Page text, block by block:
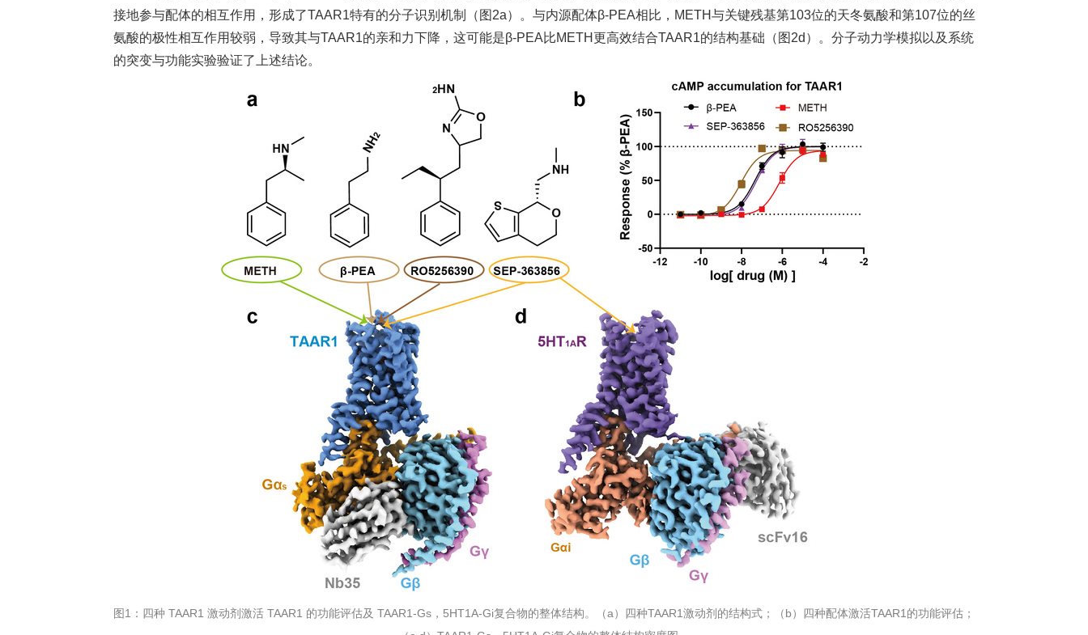
接地参与配体的相互作用，形成了TAAR1特有的分子识别机制（图2a）。与内源配体β-PEA相比，METH与关键残基第103位的天冬氨酸和第107位的丝
氨酸的极性相互作用较弱，导致其与TAAR1的亲和力下降，这可能是β-PEA比METH更高效结合TAAR1的结构基础（图2d）。分子动力学模拟以及系统
的突变与功能实验验证了上述结论。
图1：四种 TAAR1 激动剂激活 TAAR1 的功能评估及 TAAR1-Gs，5HT1A-Gi复合物的整体结构。（a）四种TAAR1激动剂的结构式；（b）四种配体激活TAAR1的功能评估；